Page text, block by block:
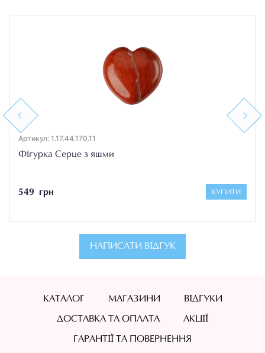
Previous
Артикул: 1.17.44.170.11
Фігурка Серце з яшми
549 грн КУПИТИ
Next
НАПИСАТИ ВІДГУК
КАТАЛОГ МАГАЗИНИ ВІДГУКИ
ДОСТАВКА ТА ОПЛАТА АКЦІЇ
ГАРАНТІЇ ТА ПОВЕРНЕННЯ